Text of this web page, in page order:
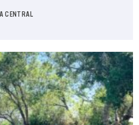
CENTRAL